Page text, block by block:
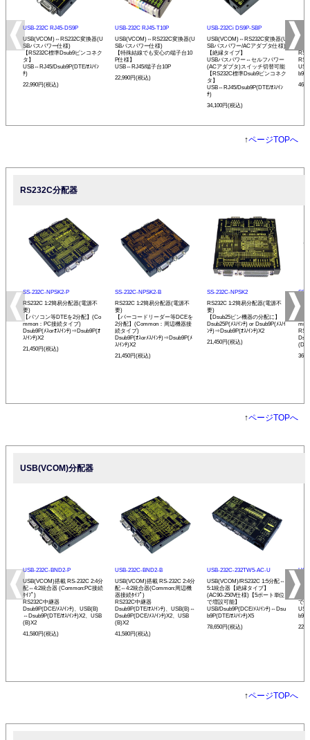
USB-232C RJ45-DS9P
USB(VCOM)⇔RS232C変換器(U
SBバスパワー仕様)
【RS232C標準Dsub9ピンコネク
タ】
USB⇔RJ45/Dsub9P(DTE/ｵｽ/ｲﾝ
ﾁ)
22,990円(税込)
USB-232C RJ45-T10P
USB(VCOM)⇔RS232C変換器(U
SBバスパワー仕様)
【特殊結線でも安心の端子台10
P仕様】
USB⇔RJ45/端子台10P
22,990円(税込)
USB-232Ci DS9P-SBP
USB(VCOM)⇔RS232C変換器(U
SBバスパワー/ACアダプタ仕様)
【絶縁タイプ】
USBバスパワー⇔セルフパワー
(ACアダプタ)スイッチ切替可能
【RS232C標準Dsub9ピンコネク
タ】
USB⇔RJ45/Dsub9P(DTE/ｵｽ/ｲﾝ
ﾁ)
34,100円(税込)
↑ページTOPへ
RS232C分配器
SS-232C-NPSK2-P
RS232C 1:2簡易分配器(電源不
要)
【パソコン等DTEを2分配】(Co
mmon：PC接続タイプ)
Dsub9P(ﾒｽorｵｽ/ｲﾝﾁ)⇒Dsub9P(ｵ
ｽ/ｲﾝﾁ)X2
21,450円(税込)
SS-232C-NPSK2-B
RS232C 1:2簡易分配器(電源不
要)
【バーコードリーダー等DCEを
2分配】(Common：周辺機器接
続タイプ)
Dsub9P(ｵｽorﾒｽ/ｲﾝﾁ)⇒Dsub9P(ﾒ
ｽ/ｲﾝﾁ)X2
21,450円(税込)
SS-232C-NPSK2
RS232C 1:2簡易分配器(電源不
要)
【Dsub25ピン機器の分配に】
Dsub25P(ﾒｽ/ｲﾝﾁ) or Dsub9P(ﾒｽ/ｲ
ﾝﾁ)⇒Dsub9P(ｵｽ/ｲﾝﾁ)X2
21,450円(税込)
SS-
ア
↑ページTOPへ
USB(VCOM)分配器
USB-232C-BND2-P
USB(VCOM)搭載 RS-232C 2:4分
配⇔4:2統合器 (Common:PC接続
ﾀｲﾌﾟ)
RS232C中継器
Dsub9P(DCE/ﾒｽ/ｲﾝﾁ)、USB(B)
⇔Dsub9P(DTE/ｵｽ/ｲﾝﾁ)X2、USB
(B)X2
41,580円(税込)
USB-232C-BND2-B
USB(VCOM)搭載 RS-232C 2:4分
配⇔4:2統合器(Common:周辺機
器接続ﾀｲﾌﾟ)
RS232C中継器
Dsub9P(DTE/ｵｽ/ｲﾝﾁ)、USB(B)⇔
Dsub9P(DCE/ﾒｽ/ｲﾝﾁ)X2、USB
(B)X2
41,580円(税込)
USB-232C-232TW5-AC-U
USB(VCOM)/RS232C 1:5分配⇔
5:1統合器【絶縁タイプ】
(AC90-250V仕様)【5ポート単位
で増設可能】
USB/Dsub9P(DCE/ﾒｽ/ｲﾝﾁ)⇔Dsu
b9P(DTE/ｵｽ/ｲﾝﾁ)X5
78,650円(税込)
で
↑ページTOPへ